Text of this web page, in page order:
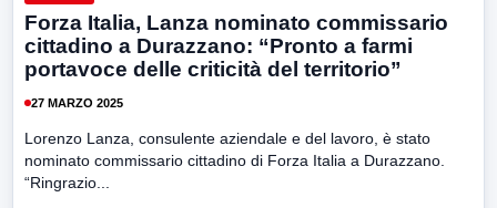
Forza Italia, Lanza nominato commissario
cittadino a Durazzano: “Pronto a farmi
portavoce delle criticità del territorio”
27 MARZO 2025
Lorenzo Lanza, consulente aziendale e del lavoro, è stato
nominato commissario cittadino di Forza Italia a Durazzano.
“Ringrazio...